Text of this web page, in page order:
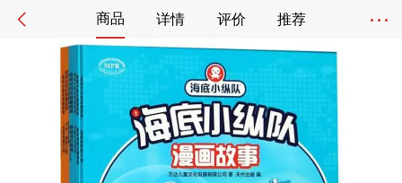
商品 详情 评价 推荐